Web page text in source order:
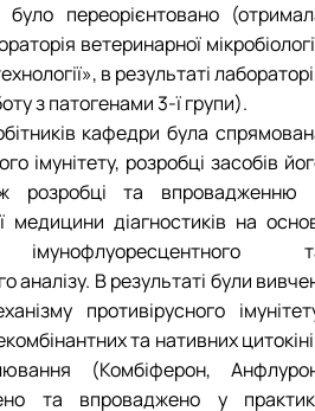
переорієнтовано
ветеринарної
в результаті
з патогенами 3-ї групи).
кафедри була
імунітету, розробці засобів
розробці та впровадженню
медицини діагностиків на
імунофлуоресцентного
аналізу. В результаті були
противірусного
та нативних
(Комбіферон,
та впроваджено у